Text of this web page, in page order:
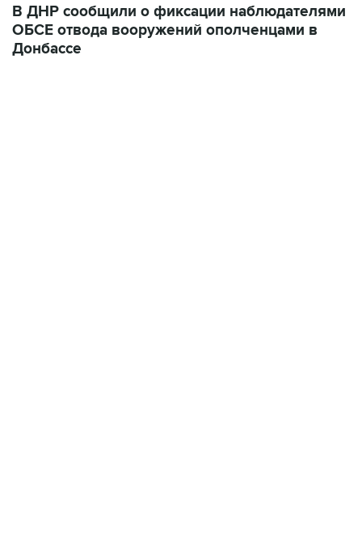
В ДНР сообщили о фиксации наблюдателями
ОБСЕ отвода вооружений ополченцами в
Донбассе